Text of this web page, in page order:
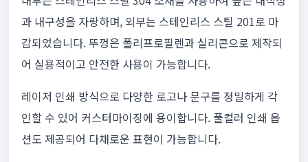
과 내구성을 자랑하며, 외부는 스테인리스 스틸 201로 마
감되었습니다. 뚜껑은 폴리프로필렌과 실리콘으로 제작되
어 실용적이고 안전한 사용이 가능합니다.
레이저 인쇄 방식으로 다양한 로고나 문구를 정밀하게 각
인할 수 있어 커스터마이징에 용이합니다. 풀컬러 인쇄 옵
션도 제공되어 다채로운 표현이 가능합니다.